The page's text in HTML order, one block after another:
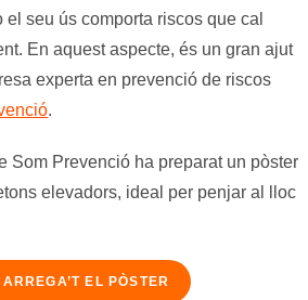
el seu ús comporta riscos que cal
En aquest aspecte, és un gran ajut
experta en prevenció de riscos
.
Som Prevenció ha preparat un pòster
elevadors, ideal per penjar al lloc
EL PÒSTER